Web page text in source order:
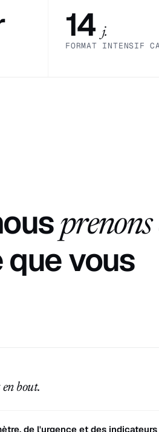
14j.
FORMAT INTENSIF
prenons
que vous
bout.
de l'urgence et des indicateurs